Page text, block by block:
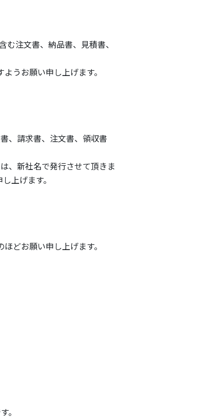
注文書、納品書、見積書、
うお願い申し上げます。
、請求書、注⽂書、領収書
、新社名で発⾏させて頂きま
上げます。
どお願い申し上げます。
。